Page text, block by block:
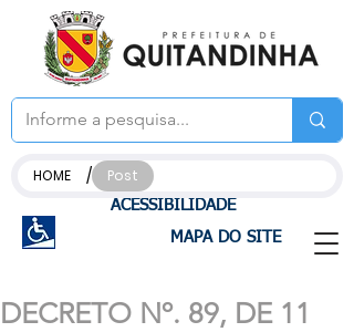
ACESSIBILIDADE
MAPA DO SITE
HOME / Post
DECRETO Nº. 89, DE 11